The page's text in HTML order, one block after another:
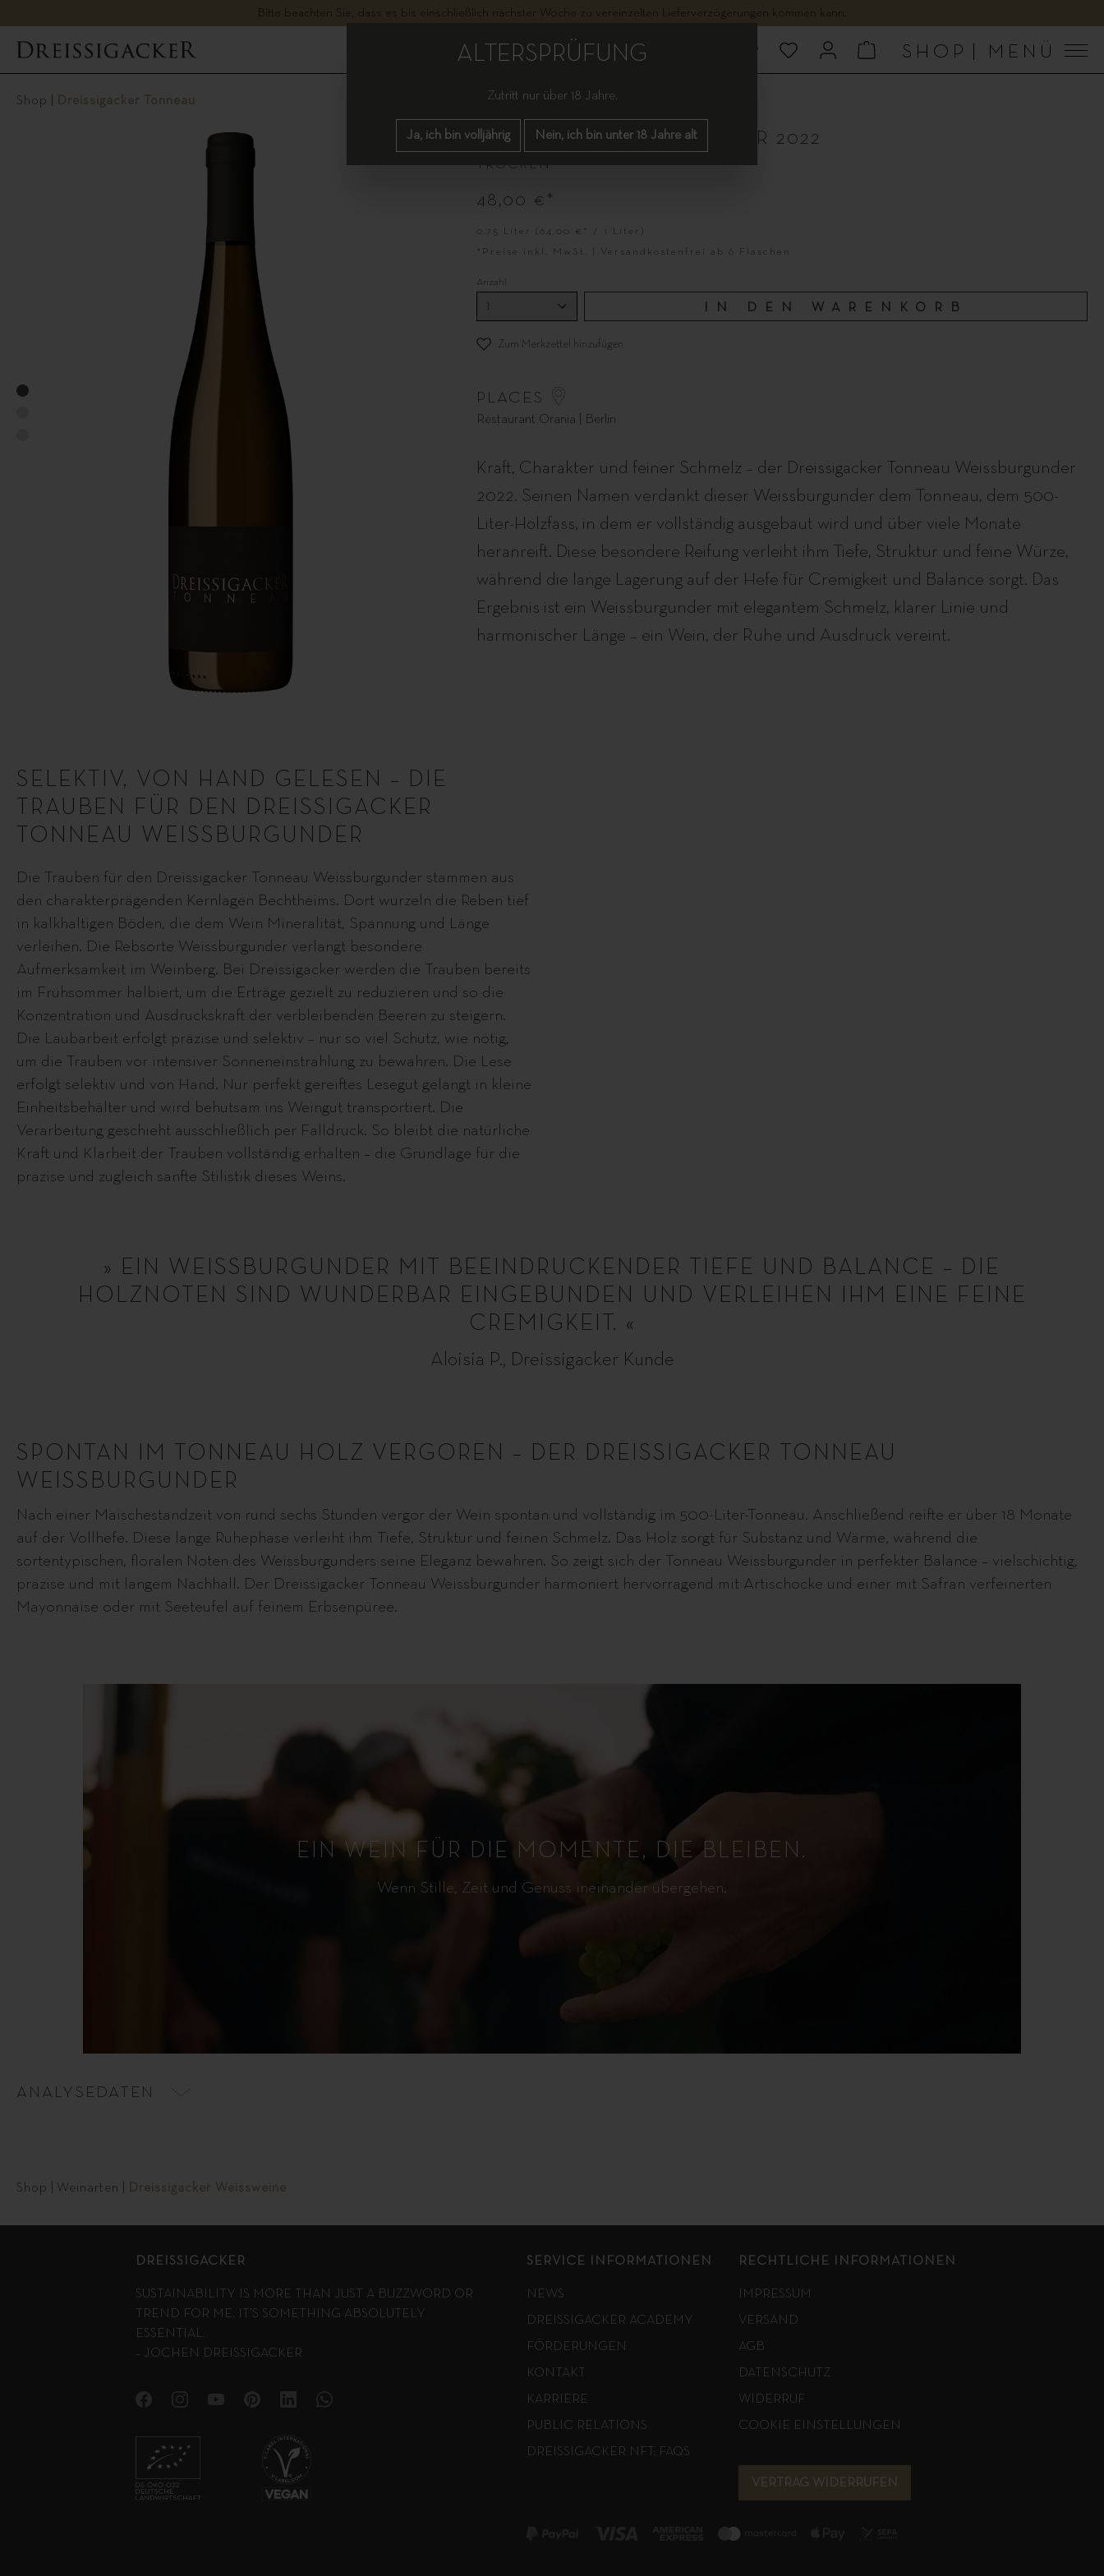
Bitte beachten Sie, dass es bis einschließlich nächster Woche zu vereinzelten Lieferverzögerungen kommen kann.
ALTERSPRÜFUNG
Zutritt nur über 18 Jahre.
Ja, ich bin volljährig Nein, ich bin unter 18 Jahre alt
SHOP MENÜ
Shop Dreissigacker Tonneau
TONNEAU WEISSBURGUNDER 2022
TROCKEN
48,00 €*
0.75 Liter (64,00 €* / 1 Liter)
*Preise inkl. MwSt. | Versandkostenfrei ab 6 Flaschen
Anzahl
IN DEN WARENKORB
Zum Merkzettel hinzufügen
PLACES
Restaurant Orania | Berlin
Kraft, Charakter und feiner Schmelz – der Dreissigacker Tonneau Weissburgunder
2022. Seinen Namen verdankt dieser Weissburgunder dem Tonneau, dem 500-
Liter-Holzfass, in dem er vollständig ausgebaut wird und über viele Monate
heranreift. Diese besondere Reifung verleiht ihm Tiefe, Struktur und feine Würze,
während die lange Lagerung auf der Hefe für Cremigkeit und Balance sorgt. Das
Ergebnis ist ein Weissburgunder mit elegantem Schmelz, klarer Linie und
harmonischer Länge – ein Wein, der Ruhe und Ausdruck vereint.
SELEKTIV, VON HAND GELESEN – DIE
TRAUBEN FÜR DEN DREISSIGACKER
TONNEAU WEISSBURGUNDER
Die Trauben für den Dreissigacker Tonneau Weissburgunder stammen aus
den charakterprägenden Kernlagen Bechtheims. Dort wurzeln die Reben tief
in kalkhaltigen Böden, die dem Wein Mineralität, Spannung und Länge
verleihen. Die Rebsorte Weissburgunder verlangt besondere
Aufmerksamkeit im Weinberg. Bei Dreissigacker werden die Trauben bereits
im Frühsommer halbiert, um die Erträge gezielt zu reduzieren und so die
Konzentration und Ausdruckskraft der verbleibenden Beeren zu steigern.
Die Laubarbeit erfolgt präzise und selektiv – nur so viel Schutz, wie nötig,
um die Trauben vor intensiver Sonneneinstrahlung zu bewahren. Die Lese
erfolgt selektiv und von Hand. Nur perfekt gereiftes Lesegut gelangt in kleine
Einheitsbehälter und wird behutsam ins Weingut transportiert. Die
Verarbeitung geschieht ausschließlich per Falldruck. So bleibt die natürliche
Kraft und Klarheit der Trauben vollständig erhalten – die Grundlage für die
präzise und zugleich sanfte Stilistik dieses Weins.
» EIN WEISSBURGUNDER MIT BEEINDRUCKENDER TIEFE UND BALANCE – DIE
HOLZNOTEN SIND WUNDERBAR EINGEBUNDEN UND VERLEIHEN IHM EINE FEINE
CREMIGKEIT. «
Aloisia P., Dreissigacker Kunde
SPONTAN IM TONNEAU HOLZ VERGOREN – DER DREISSIGACKER TONNEAU
WEISSBURGUNDER
Nach einer Maischestandzeit von rund sechs Stunden vergor der Wein spontan und vollständig im 500-Liter-Tonneau. Anschließend reifte er über 18 Monate
auf der Vollhefe. Diese lange Ruhephase verleiht ihm Tiefe, Struktur und feinen Schmelz. Das Holz sorgt für Substanz und Wärme, während die
sortentypischen, floralen Noten des Weissburgunders seine Eleganz bewahren. So zeigt sich der Tonneau Weissburgunder in perfekter Balance – vielschichtig,
präzise und mit langem Nachhall. Der Dreissigacker Tonneau Weissburgunder harmoniert hervorragend mit Artischocke und einer mit Safran verfeinerten
Mayonnaise oder mit Seeteufel auf feinem Erbsenpüree.
EIN WEIN FÜR DIE MOMENTE, DIE BLEIBEN.
Wenn Stille, Zeit und Genuss ineinander übergehen.
ANALYSEDATEN
Shop Weinarten Dreissigacker Weissweine
DREISSIGACKER
SUSTAINABILITY IS MORE THAN JUST A BUZZWORD OR
TREND FOR ME. IT’S SOMETHING ABSOLUTELY
ESSENTIAL.
– JOCHEN DREISSIGACKER
SERVICE INFORMATIONEN
NEWS
DREISSIGACKER ACADEMY
FÖRDERUNGEN
KONTAKT
KARRIERE
PUBLIC RELATIONS
DREISSIGACKER NFT: FAQS
RECHTLICHE INFORMATIONEN
IMPRESSUM
VERSAND
AGB
DATENSCHUTZ
WIDERRUF
COOKIE EINSTELLUNGEN
VERTRAG WIDERRUFEN